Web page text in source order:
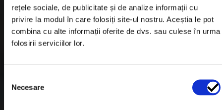
rețele sociale, de publicitate și de analize informații cu
privire la modul în care folosiți site-ul nostru. Aceștia le pot
combina cu alte informații oferite de dvs. sau culese în urma
folosirii serviciilor lor.
consimțământului
Necesare
Informatii Livrare
Garantie si Retur
Politica de Cookies